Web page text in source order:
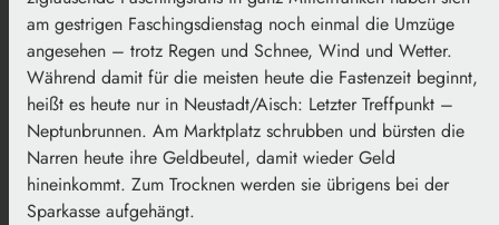
am gestrigen Faschingsdienstag noch einmal die Umzüge
angesehen – trotz Regen und Schnee, Wind und Wetter.
Während damit für die meisten heute die Fastenzeit beginnt,
heißt es heute nur in Neustadt/Aisch: Letzter Treffpunkt –
Neptunbrunnen. Am Marktplatz schrubben und bürsten die
Narren heute ihre Geldbeutel, damit wieder Geld
hineinkommt. Zum Trocknen werden sie übrigens bei der
Sparkasse aufgehängt.